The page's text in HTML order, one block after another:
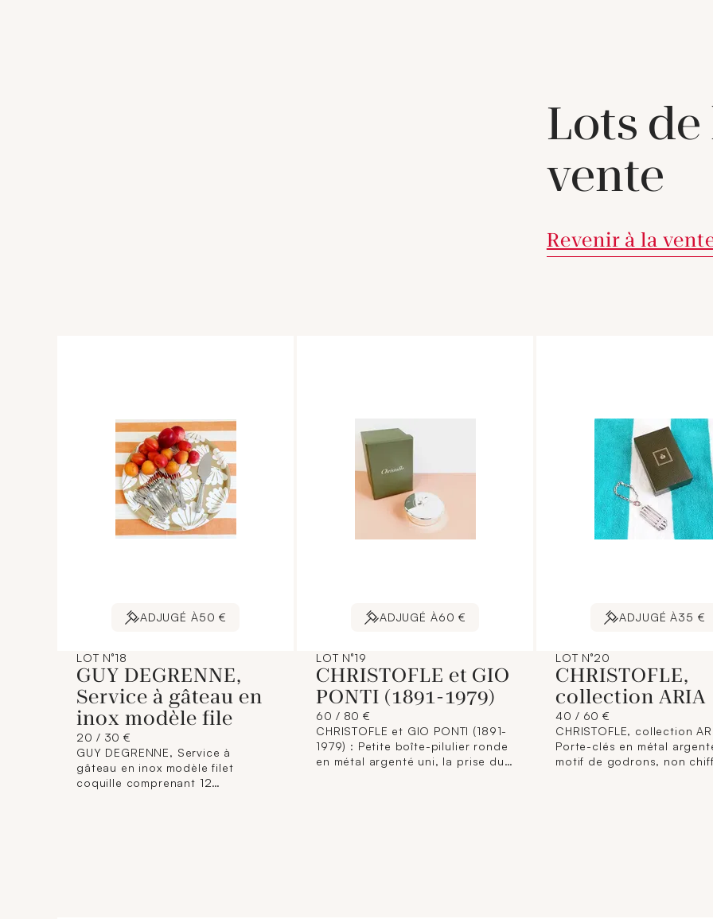
Lots de
vente
Revenir à la
ADJUGÉ À50 €
LOT N°18
GUY DEGRENNE,
Service à gâteau en
inox modèle file
20 / 30 €
GUY DEGRENNE, Service à
gâteau en inox modèle filet
coquille comprenant 12
ADJUGÉ À60 €
LOT N°19
CHRISTOFLE et GIO
PONTI (1891-1979)
60 / 80 €
CHRISTOFLE et GIO PONTI (1891-
1979) : Petite boîte-pilulier ronde
en métal argenté uni, la prise du
ADJUGÉ À35 €
LOT N°20
CHRISTOFLE,
collection ARIA
40 / 60 €
CHRISTOFLE, collection
Porte-clés en métal
motif de godrons, non